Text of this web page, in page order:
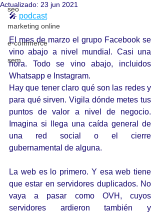
seo
marketing online
e-commerce
sem
Actualizado: 23 jun 2021
🎤 podcast
El mes de marzo el grupo Facebook se
vino abajo a nivel mundial. Casi una
hora. Todo se vino abajo, incluidos
Whatsapp e Instagram.
Hay que tener claro qué son las redes y
para qué sirven. Vigila dónde metes tus
puntos de valor a nivel de negocio.
Imagina si llega una caída general de
una red social o el cierre
gubernamental de alguna.
La web es lo primero. Y esa web tiene
que estar en servidores duplicados. No
vaya a pasar como OVH, cuyos
servidores ardieron también y